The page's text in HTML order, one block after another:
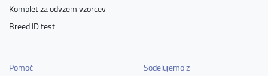
Komplet za odvzem vzorcev
Breed ID test
Pomoč
Sodelujemo z